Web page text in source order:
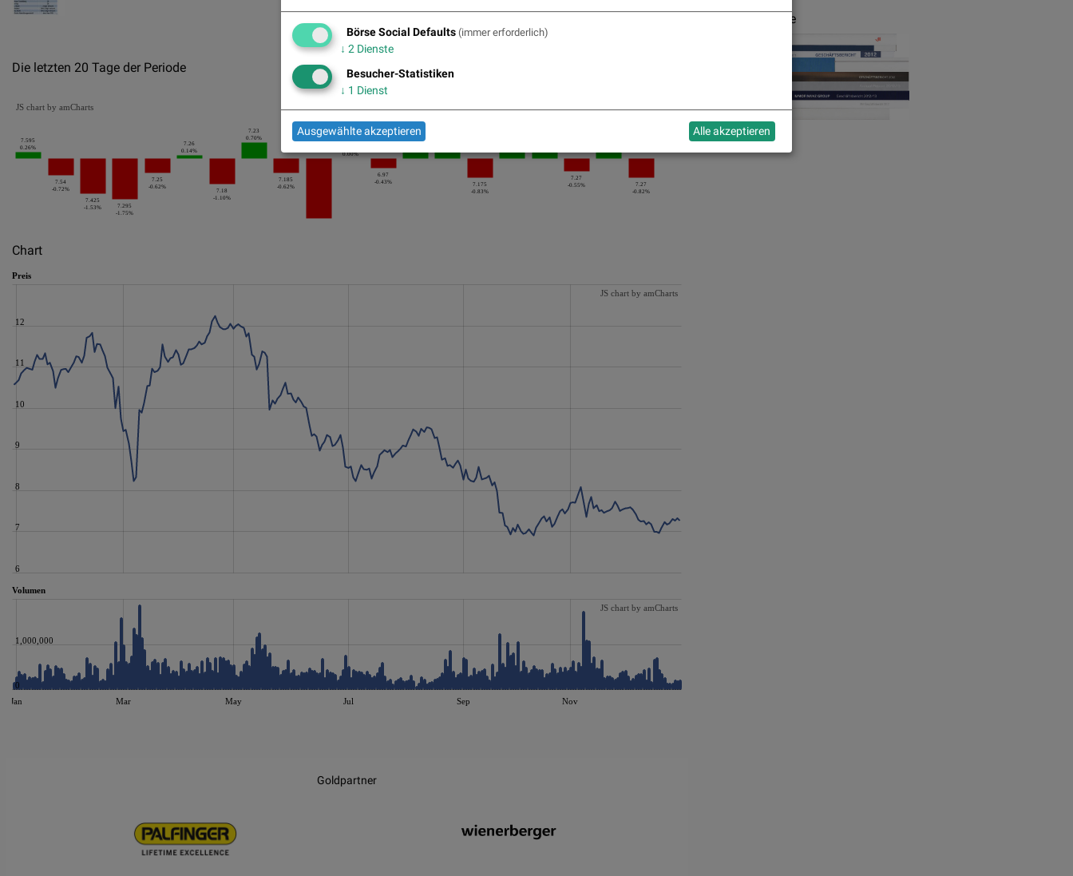
Die letzten 20 Tage der Periode
7.595
0.26%
7.54
-0.72%
7.425
-1.53%
7.295
-1.75%
7.25
-0.62%
7.26
0.14%
7.18
-1.10%
7.23
0.70%
7.185
-0.62%
0.00%
6.97
-0.43%
1.97%
7.175
-0.83%
7.27
-0.55%
7.27
-0.82%
JS chart by amCharts
Chart
Preis
6
7
8
9
10
11
12
JS chart by amCharts
Volumen
Jan Mar May Jul Sep Nov
0
1,000,000
JS chart by amCharts
Goldpartner
Geschäftsberichte
Börse Social Defaults (immer erforderlich)
↓ 2 Dienste
Besucher-Statistiken
↓ 1 Dienst
Ausgewählte akzeptieren Alle akzeptieren